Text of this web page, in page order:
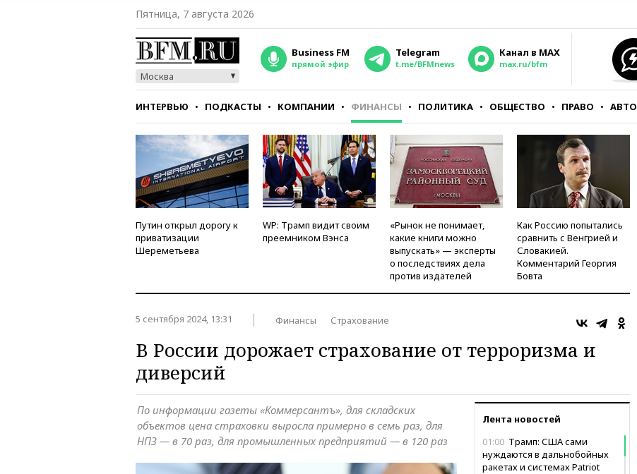
Пятница, 7 августа 2026
Москва
Business FM
прямой эфир
Telegram
t.me/BFMnews
Канал в MAX
max.ru/bfm
ИНТЕРВЬЮ ПОДКАСТЫ КОМПАНИИ ФИНАНСЫ ПОЛИТИКА ОБЩЕСТВО ПРАВО АВТО
СТИЛЬ ТЕСТЫ
Путин открыл дорогу к
приватизации
Шереметьева
WP: Трамп видит своим
преемником Вэнса
«Рынок не понимает,
какие книги можно
выпускать» — эксперты
о последствиях дела
против издателей
Как Россию попытались
сравнить с Венгрией и
Словакией.
Комментарий Георгия
Бовта
5 сентября 2024, 13:31 Финансы Страхование
В России дорожает страхование от терроризма и
диверсий
Лента новостей
01:00 Трамп: США сами
нуждаются в дальнобойных
ракетах и системах Patriot
По информации газеты «Коммерсантъ», для складских
объектов цена страховки выросла примерно в семь раз, для
НПЗ — в 70 раз, для промышленных предприятий — в 120 раз